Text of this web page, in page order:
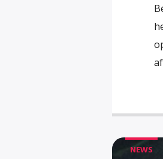
NEWS